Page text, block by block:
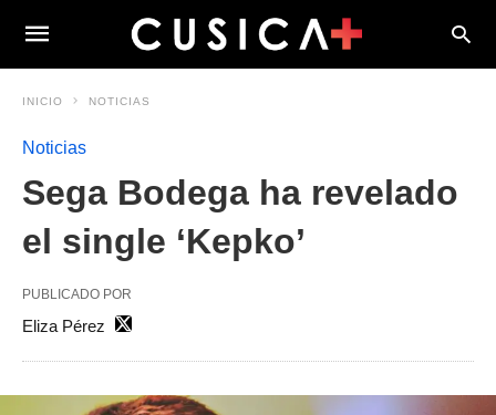
INICIO NOTICIAS
Noticias
Sega Bodega ha revelado
el single ‘Kepko’
PUBLICADO POR
Eliza Pérez